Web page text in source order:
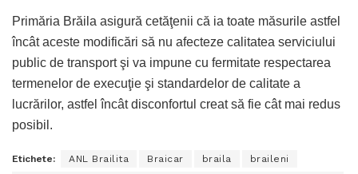
Primăria Brăila asigură cetăţenii că ia toate măsurile astfel
încât aceste modificări să nu afecteze calitatea serviciului
public de transport şi va impune cu fermitate respectarea
termenelor de execuţie şi standardelor de calitate a
lucrărilor, astfel încât disconfortul creat să fie cât mai redus
posibil.
Etichete: ANL Brailita Braicar braila
braileni